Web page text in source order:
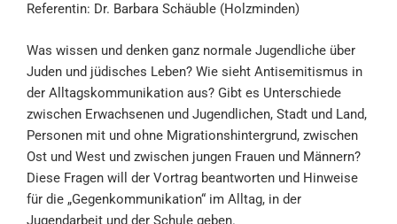
Referentin: Dr. Barbara Schäuble (Holzminden)
Was wissen und denken ganz normale Jugendliche über
Juden und jüdisches Leben? Wie sieht Antisemitismus in
der Alltagskommunikation aus? Gibt es Unterschiede
zwischen Erwachsenen und Jugendlichen, Stadt und Land,
Personen mit und ohne Migrationshintergrund, zwischen
Ost und West und zwischen jungen Frauen und Männern?
Diese Fragen will der Vortrag beantworten und Hinweise
für die „Gegenkommunikation“ im Alltag, in der
Jugendarbeit und der Schule geben.